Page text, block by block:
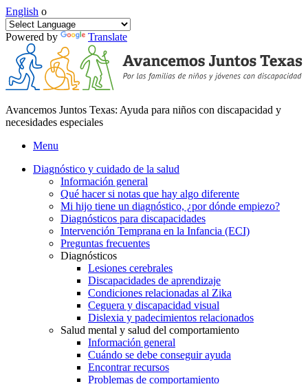
English o
Powered by Translate
Avancemos Juntos Texas: Ayuda para niños con discapacidad y
necesidades especiales
Menu
Diagnóstico y cuidado de la salud
Información general
Qué hacer si notas que hay algo diferente
Mi hijo tiene un diagnóstico, ¿por dónde empiezo?
Diagnósticos para discapacidades
Intervención Temprana en la Infancia (ECI)
Preguntas frecuentes
Diagnósticos
Lesiones cerebrales
Discapacidades de aprendizaje
Condiciones relacionadas al Zika
Ceguera y discapacidad visual
Dislexia y padecimientos relacionados
Salud mental y salud del comportamiento
Información general
Cuándo se debe conseguir ayuda
Encontrar recursos
Problemas de comportamiento